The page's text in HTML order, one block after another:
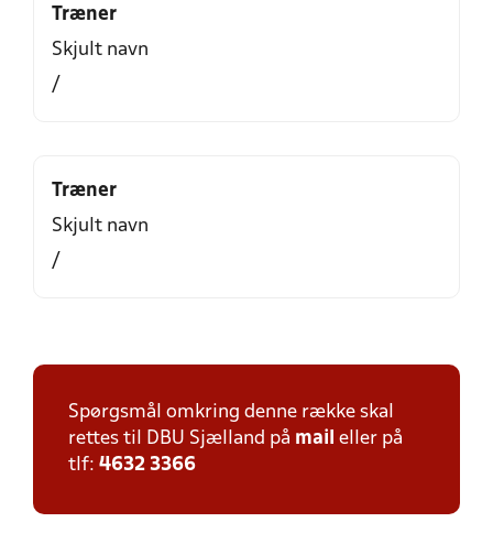
Træner
Skjult navn
/
Træner
Skjult navn
/
Spørgsmål omkring denne række skal
rettes til DBU Sjælland på mail eller på
tlf: 4632 3366